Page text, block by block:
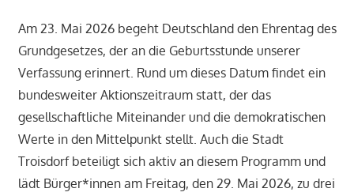
Am 23. Mai 2026 begeht Deutschland den Ehrentag des
Grundgesetzes, der an die Geburtsstunde unserer
Verfassung erinnert. Rund um dieses Datum findet ein
bundesweiter Aktionszeitraum statt, der das
gesellschaftliche Miteinander und die demokratischen
Werte in den Mittelpunkt stellt. Auch die Stadt
Troisdorf beteiligt sich aktiv an diesem Programm und
lädt Bürger*innen am Freitag, den 29. Mai 2026, zu drei